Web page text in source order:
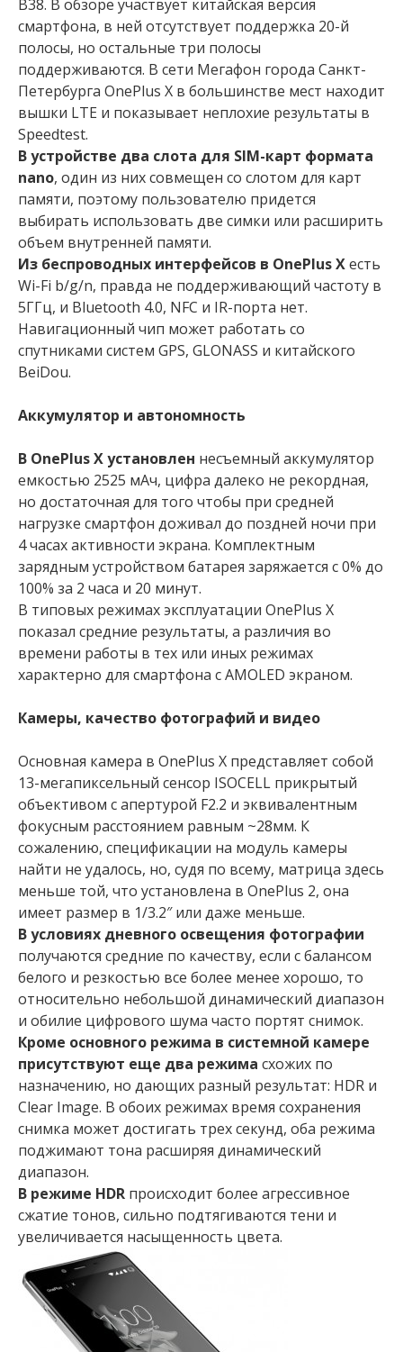
B38. В обзоре участвует китайская версия
смартфона, в ней отсутствует поддержка 20-й
полосы, но остальные три полосы
поддерживаются. В сети Мегафон города Санкт-
Петербурга OnePlus X в большинстве мест находит
вышки LTE и показывает неплохие результаты в
Speedtest.
В устройстве два слота для SIM-карт формата
nano, один из них совмещен со слотом для карт
памяти, поэтому пользователю придется
выбирать использовать две симки или расширить
объем внутренней памяти.
Из беспроводных интерфейсов в OnePlus Xесть
Wi-Fi b/g/n, правда не поддерживающий частоту в
5ГГц, и Bluetooth 4.0, NFC и IR-порта нет.
Навигационный чип может работать со
спутниками систем GPS, GLONASS и китайского
BeiDou.
Аккумулятор и автономность
В OnePlus X установлен несъемный аккумулятор
емкостью 2525 мАч, цифра далеко не рекордная,
но достаточная для того чтобы при средней
нагрузке смартфон доживал до поздней ночи при
4 часах активности экрана. Комплектным
зарядным устройством батарея заряжается с 0% до
100% за 2 часа и 20 минут.
В типовых режимах эксплуатации OnePlus X
показал средние результаты, а различия во
времени работы в тех или иных режимах
характерно для смартфона с AMOLED экраном.
Камеры, качество фотографий и видео
Основная камера в OnePlus X представляет собой
13-мегапиксельный сенсор ISOCELL прикрытый
объективом с апертурой F2.2 и эквивалентным
фокусным расстоянием равным ~28мм. К
сожалению, спецификации на модуль камеры
найти не удалось, но, судя по всему, матрица здесь
меньше той, что установлена в OnePlus 2, она
имеет размер в 1/3.2″ или даже меньше.
В условиях дневного освещения фотографии
получаются средние по качеству, если с балансом
белого и резкостью все более менее хорошо, то
относительно небольшой динамический диапазон
и обилие цифрового шума часто портят снимок.
Кроме основного режима в системной камере
присутствуют еще два режима схожих по
назначению, но дающих разный результат: HDR и
Clear Image. В обоих режимах время сохранения
снимка может достигать трех секунд, оба режима
поджимают тона расширяя динамический
диапазон.
В режиме HDR происходит более агрессивное
сжатие тонов, сильно подтягиваются тени и
увеличивается насыщенность цвета.